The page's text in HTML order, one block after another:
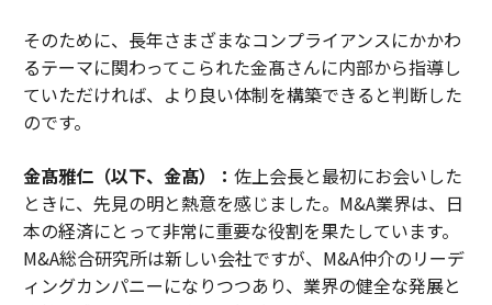
そのために、長年さまざまなコンプライアンスにかかわ
るテーマに関わってこられた金髙さんに内部から指導し
ていただければ、より良い体制を構築できると判断した
のです。
金髙雅仁（以下、金髙）： 佐上会長と最初にお会いした
ときに、先見の明と熱意を感じました。M&A業界は、日
本の経済にとって非常に重要な役割を果たしています。
M&A総合研究所は新しい会社ですが、M&A仲介のリーデ
ィングカンパニーになりつつあり、業界の健全な発展と